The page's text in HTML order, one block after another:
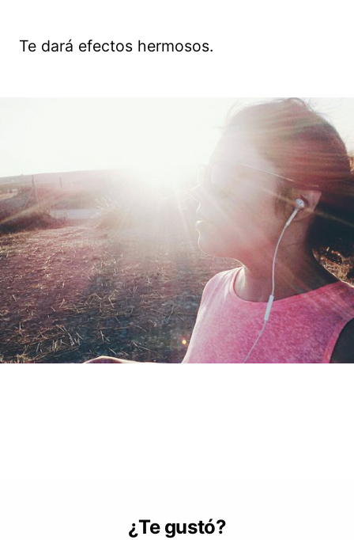
Te dará efectos hermosos.
¿Te gustó?